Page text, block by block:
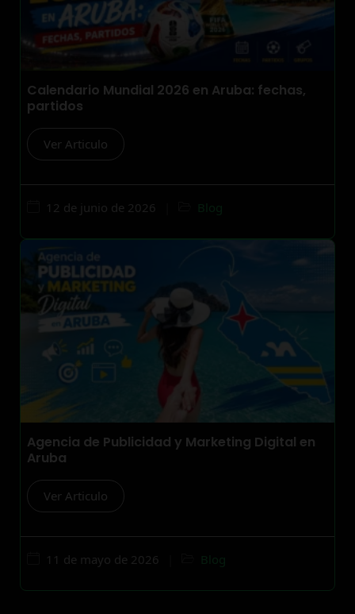
Calendario Mundial 2026 en Aruba: fechas,
partidos
12 de junio de 2026 Blog
Ver Articulo
Agencia de Publicidad y Marketing Digital en
Aruba
11 de mayo de 2026 Blog
Ver Articulo